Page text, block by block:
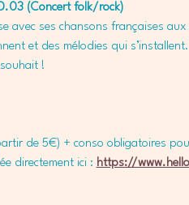
(Concert folk/rock)
avec ses chansons françaises
et des mélodies qui
!
de 5€) + conso obligatoires
directement ici : https://